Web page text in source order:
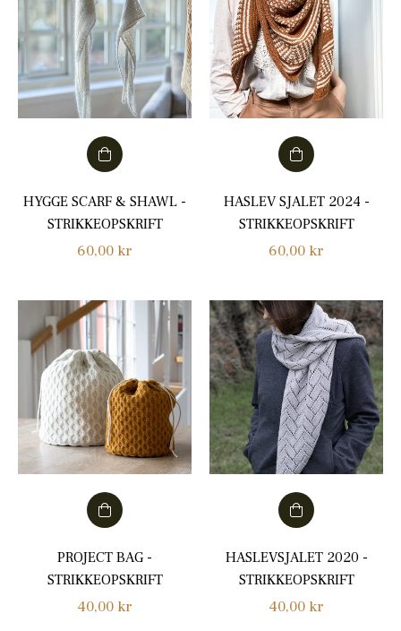
HYGGE SCARF & SHAWL -
STRIKKEOPSKRIFT
Normalpris
60,00 kr
HASLEV SJALET 2024 -
STRIKKEOPSKRIFT
Normalpris
60,00 kr
PROJECT BAG -
STRIKKEOPSKRIFT
Normalpris
40,00 kr
HASLEVSJALET 2020 -
STRIKKEOPSKRIFT
Normalpris
40,00 kr